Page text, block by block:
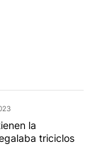
la
triciclos